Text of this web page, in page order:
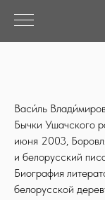
Васи́ль
Бычки Ушачского
июня 2003,
и белорусский
Биография
белорусской